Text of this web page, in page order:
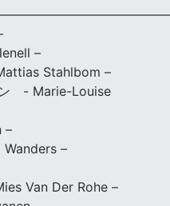
–
Stahlbom –
ン - Marie-Louise
–
–
Van Der Rohe –